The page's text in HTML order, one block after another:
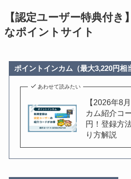
【認定ユーザー特典付き
なポイントサイト
ポイントインカム（最大3,220円相
あわせて読みたい
【2026年8
カム紹介コ
円！登録方
り方解説